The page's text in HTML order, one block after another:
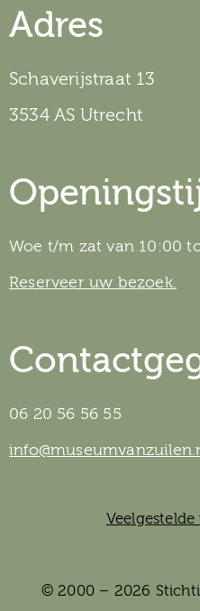
Adres
Schaverijstraat 13
3534 AS Utrecht
Woe t/m zat van 10:00
Reserveer uw bezoek.
06 20 56 56 55
Veelgestelde
© 2000 – 2026